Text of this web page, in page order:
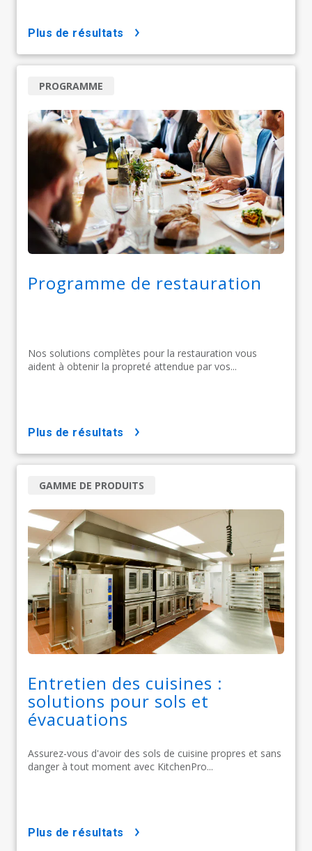
plus de résultats
Programme de restauration
Nos solutions complètes pour la restauration vous
aident à obtenir la propreté attendue par vos...
PROGRAMME
plus de résultats
Entretien des cuisines :
solutions pour sols et
évacuations
Assurez-vous d'avoir des sols de cuisine propres et sans
danger à tout moment avec KitchenPro...
GAMME DE PRODUITS
plus de résultats